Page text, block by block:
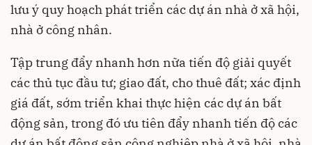
lưu ý quy hoạch phát triển các dự án nhà ở xã hội,
nhà ở công nhân.
Tập trung đẩy nhanh hơn nữa tiến độ giải quyết
các thủ tục đầu tư; giao đất, cho thuê đất; xác định
giá đất, sớm triển khai thực hiện các dự án bất
động sản, trong đó ưu tiên đẩy nhanh tiến độ các